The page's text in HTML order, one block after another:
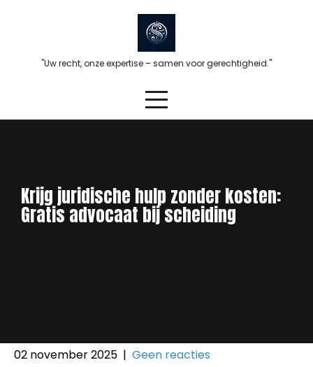
"Uw recht, onze expertise – samen voor gerechtigheid."
Krijg juridische hulp zonder kosten:
Gratis advocaat bij scheiding
02 november 2025 | Geen reacties